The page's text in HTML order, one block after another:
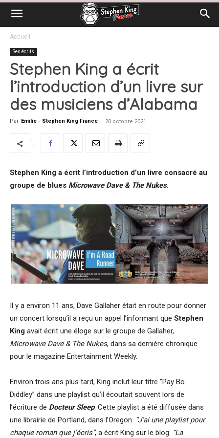
Accueil
Ses écrits
Stephen King a écrit
l’introduction d’un livre sur
des musiciens d’Alabama
Par Emilie - Stephen King France - 20 octobre 2021
Stephen King a écrit l’introduction d’un livre consacré au
groupe de blues Microwave Dave & The Nukes.
Il y a environ 11 ans, Dave Gallaher était en route pour donner
un concert lorsqu’il a reçu un appel l’informant que Stephen
King avait écrit une éloge sur le groupe de Gallaher,
Microwave Dave & The Nukes, dans sa dernière chronique
pour le magazine Entertainment Weekly.
Environ trois ans plus tard, King inclut leur titre “Pay Bo
Diddley” dans une playlist qu’il écoutait souvent lors de
l’écriture de Docteur Sleep. Cette playlist a été diffusée dans
une librairie de Portland, dans l’Oregon. “J’ai une playlist pour
chaque roman que j’écris”, a écrit King sur le blog. “La